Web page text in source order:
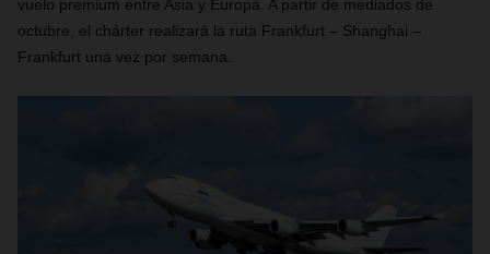
vuelo premium entre Asia y Europa. A partir de mediados de
octubre, el chárter realizará la ruta Frankfurt – Shanghai –
Frankfurt una vez por semana.